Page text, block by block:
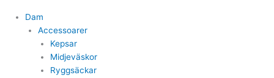
Dam
Accessoarer
Kepsar
Midjeväskor
Ryggsäckar